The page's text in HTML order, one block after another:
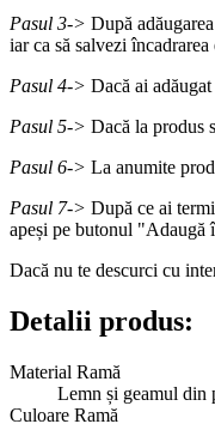
Pasul 3-> După
iar ca să salvezi
Pasul 4-> Dacă ai
Pasul 5-> Dacă la produs
Pasul 6-> La anumite
Pasul 7-> După ce ai
apeși pe butonul "Adaugă
Dacă nu te descurci cu
Detalii produs:
Material Ramă
Lemn și geamul din
Culoare Ramă